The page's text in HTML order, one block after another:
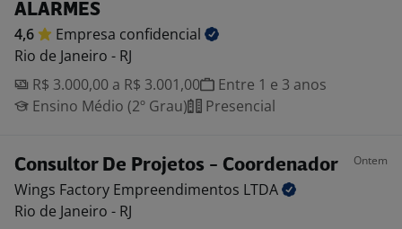
ALARMES
4,6 Empresa confidencial
Rio de Janeiro - RJ
R$ 3.000,00 a R$ 3.001,00
Entre 1 e 3 anos
Ensino Médio (2º Grau)
Presencial
Consultor De Projetos - Coordenador Ontem
Wings Factory Empreendimentos LTDA
Rio de Janeiro - RJ